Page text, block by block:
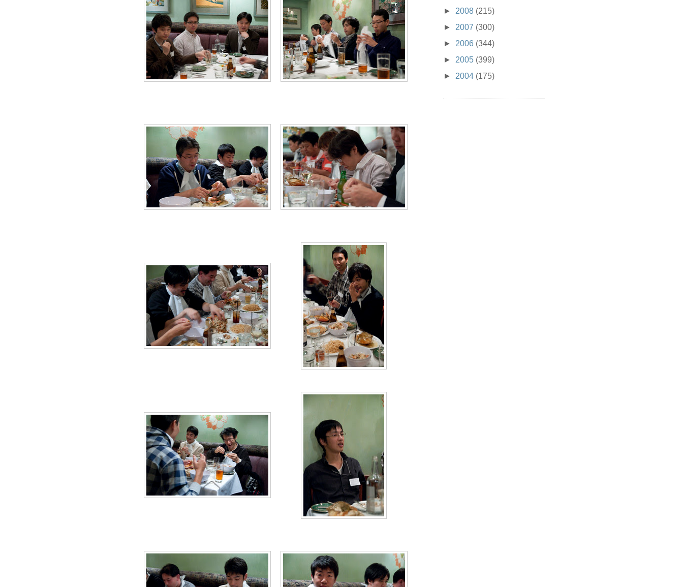
► 2008 (215)
► 2007 (300)
► 2006 (344)
► 2005 (399)
► 2004 (175)